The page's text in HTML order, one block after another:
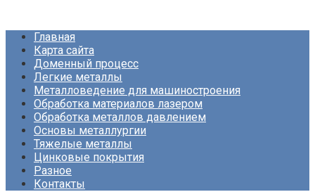
контентуГлавная
Карта сайта
Доменный процесс
Легкие металлы
Металловедение для машиностроения
Обработка материалов лазером
Обработка металлов давлением
Основы металлургии
Тяжелые металлы
Цинковые покрытия
Разное
Контакты